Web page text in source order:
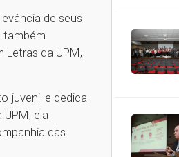
de seus
também
Letras da UPM,
juvenil e dedica-
ela
das